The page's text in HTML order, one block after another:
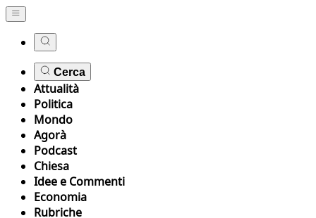
Cerca
Attualità
Politica
Mondo
Agorà
Podcast
Chiesa
Idee e Commenti
Economia
Rubriche